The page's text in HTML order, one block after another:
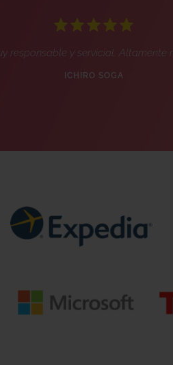
responsable y servicial. Altamente
ICHIRO SOGA